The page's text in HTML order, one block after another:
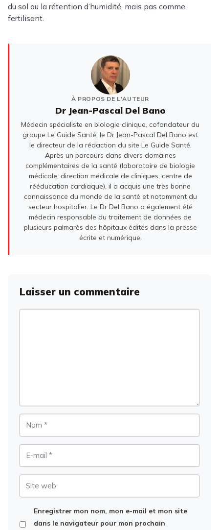
du sol ou la rétention d’humidité, mais pas comme
fertilisant.
À PROPOS DE L'AUTEUR
Dr Jean-Pascal Del Bano
Médecin spécialiste en biologie clinique, cofondateur du
groupe Le Guide Santé, le Dr Jean-Pascal Del Bano est
le directeur de la rédaction du site Le Guide Santé.
Après un parcours dans divers domaines
complémentaires de la santé (laboratoire de biologie
médicale, direction médicale de cliniques, centre de
rééducation cardiaque), il a acquis une très bonne
connaissance du monde de la santé et notamment du
secteur hospitalier. Le Dr Del Bano a également été
médecin responsable du traitement de données de
plusieurs palmarès des hôpitaux édités dans la presse
écrite et numérique.
Laisser un commentaire
Enregistrer mon nom, mon e-mail et mon site
dans le navigateur pour mon prochain